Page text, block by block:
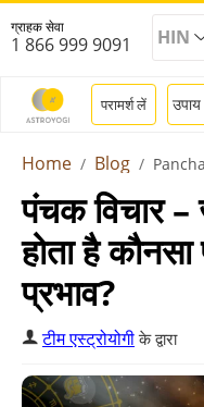
ग्राहक सेवा
1 866 999 9091 HIN
परामर्श लें उपाय
Home Blog
पंचक विचार
होता है
प्रभाव?
टीम एस्ट्रोयोगीके द्वारा